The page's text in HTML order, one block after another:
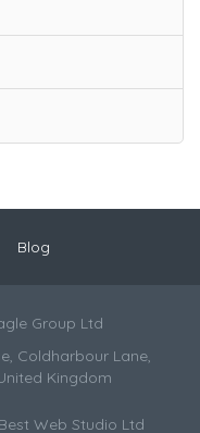
Blog
Group Ltd
Coldharbour Lane,
Kingdom
Best Web Studio Ltd